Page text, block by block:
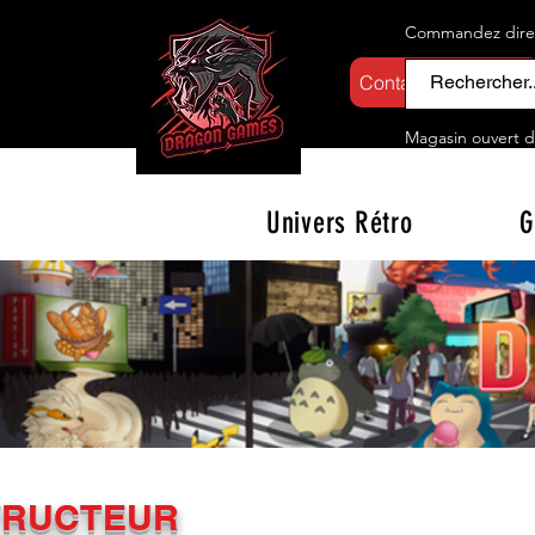
Contactez-nous
Commandez
Magasin ouvert d
Univers Rétro